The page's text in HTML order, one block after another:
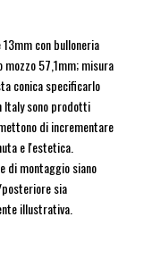
con bulloneria
mozzo 57,1mm; misura
conica specificarlo
Italy sono prodotti
di incrementare
e l'estetica.
di montaggio siano
sia
illustrativa.